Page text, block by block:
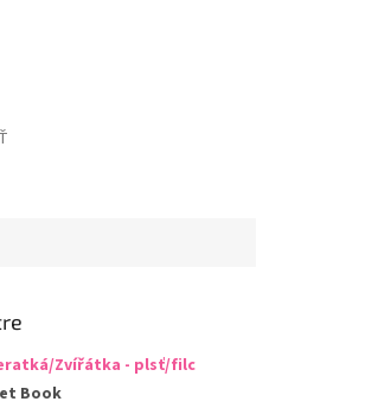
Zvířátka - plsť/filc
Book